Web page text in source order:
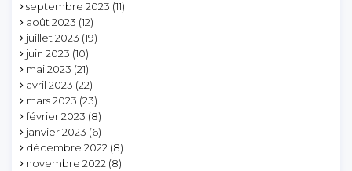
septembre 2023 (11)
août 2023 (12)
juillet 2023 (19)
juin 2023 (10)
mai 2023 (21)
avril 2023 (22)
mars 2023 (23)
février 2023 (8)
janvier 2023 (6)
décembre 2022 (8)
novembre 2022 (8)